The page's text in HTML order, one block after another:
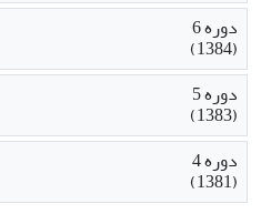
دوره 6
(1384)
دوره 5
(1383)
دوره 4
(1381)